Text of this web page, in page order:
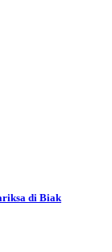
di Biak